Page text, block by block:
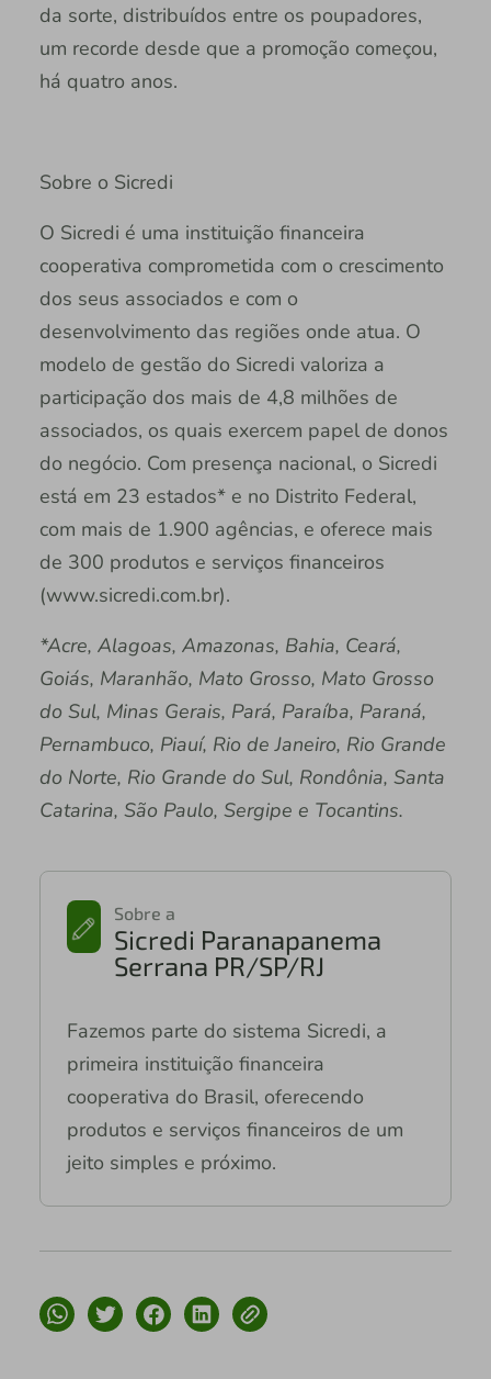
da sorte, distribuídos entre os poupadores,
um recorde desde que a promoção começou,
há quatro anos.
Sobre o Sicredi
O Sicredi é uma instituição financeira
cooperativa comprometida com o crescimento
dos seus associados e com o
desenvolvimento das regiões onde atua. O
modelo de gestão do Sicredi valoriza a
participação dos mais de 4,8 milhões de
associados, os quais exercem papel de donos
do negócio. Com presença nacional, o Sicredi
está em 23 estados* e no Distrito Federal,
com mais de 1.900 agências, e oferece mais
de 300 produtos e serviços financeiros
(www.sicredi.com.br).
*Acre, Alagoas, Amazonas, Bahia, Ceará,
Goiás, Maranhão, Mato Grosso, Mato Grosso
do Sul, Minas Gerais, Pará, Paraíba, Paraná,
Pernambuco, Piauí, Rio de Janeiro, Rio Grande
do Norte, Rio Grande do Sul, Rondônia, Santa
Catarina, São Paulo, Sergipe e Tocantins.
Sobre a
Sicredi Paranapanema
Serrana PR/SP/RJ
Fazemos parte do sistema Sicredi, a
primeira instituição financeira
cooperativa do Brasil, oferecendo
produtos e serviços financeiros de um
jeito simples e próximo.